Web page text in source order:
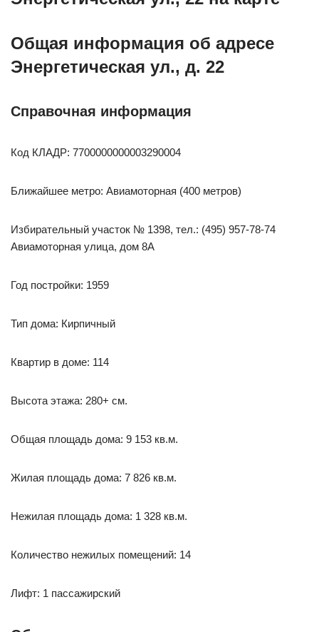
Общая информация об адресе
Энергетическая ул., д. 22
Справочная информация
Код КЛАДР: 7700000000003290004
Ближайшее метро: Авиамоторная (400 метров)
Избирательный участок № 1398, тел.: (495) 957-78-74
Авиамоторная улица, дом 8А
Год постройки: 1959
Тип дома: Кирпичный
Квартир в доме: 114
Высота этажа: 280+ см.
Общая площадь дома: 9 153 кв.м.
Жилая площадь дома: 7 826 кв.м.
Нежилая площадь дома: 1 328 кв.м.
Количество нежилых помещений: 14
Лифт: 1 пассажирский